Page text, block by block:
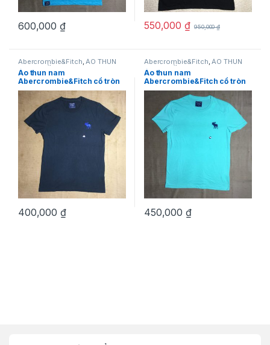
600,000 ₫ 550,000 ₫ 950,000₫
Abercrombie&Fitch,ÁO THUN
NAM, THỜI TRANG NAM
Áo thun nam
Abercrombie&Fitch cổ tròn
cotton ngắn tay màu đen
size S chính hãng hàng mỹ
400,000 ₫
Abercrombie&Fitch,ÁO THUN
NAM, THỜI TRANG NAM
Áo thun nam
Abercrombie&Fitch cổ tròn
ngắn tay màu xanh size S
hàng mỹ chính hãng
450,000 ₫